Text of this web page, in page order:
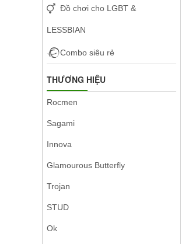
Đồ chơi cho LGBT &
LESSBIAN
Combo siêu rẻ
THƯƠNG HIỆU
Rocmen
Sagami
Innova
Glamourous Butterfly
Trojan
STUD
Ok